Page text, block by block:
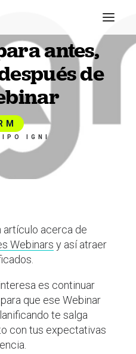
antes,
de
IGNI
artículo acerca de
Webinars y así atraer
es continuar
que ese Webinar
te salga
con tus expectativas